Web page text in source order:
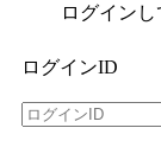
ログインし
ログインID